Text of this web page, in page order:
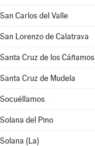
San Carlos del Valle
San Lorenzo de Calatrava
Santa Cruz de los Cáñamos
Santa Cruz de Mudela
Socuéllamos
Solana del Pino
Solana (La)